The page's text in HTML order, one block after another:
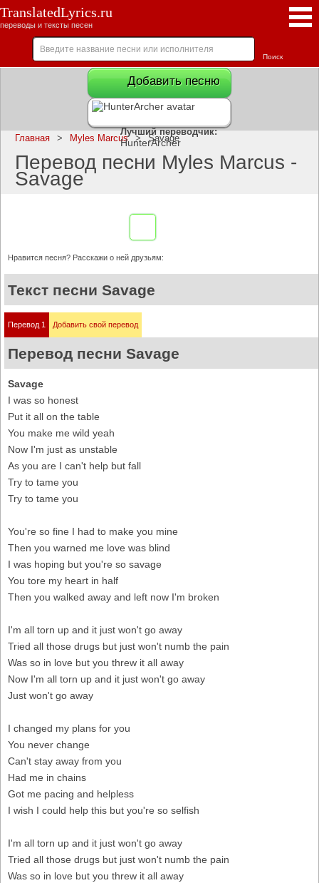
TranslatedLyrics.ru
переводы и тексты песен
Добавить песню
Лучший переводчик:
HunterArcher
Главная > Myles Marcus > Savage
Перевод песни Myles Marcus -
Savage
Нравится песня? Расскажи о ней друзьям:
Текст песни Savage
Перевод 1 Добавить свой перевод
Перевод песни Savage
Savage
I was so honest
Put it all on the table
You make me wild yeah
Now I'm just as unstable
As you are I can't help but fall
Try to tame you
Try to tame you
You're so fine I had to make you mine
Then you warned me love was blind
I was hoping but you're so savage
You tore my heart in half
Then you walked away and left now I'm broken
I'm all torn up and it just won't go away
Tried all those drugs but just won't numb the pain
Was so in love but you threw it all away
Now I'm all torn up and it just won't go away
Just won't go away
I changed my plans for you
You never change
Can't stay away from you
Had me in chains
Got me pacing and helpless
I wish I could help this but you're so selfish
I'm all torn up and it just won't go away
Tried all those drugs but just won't numb the pain
Was so in love but you threw it all away